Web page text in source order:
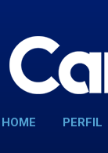
HOME PERFIL